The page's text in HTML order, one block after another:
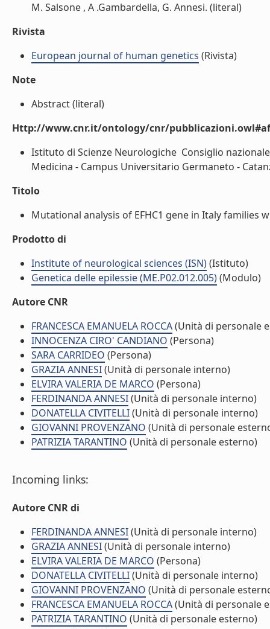
M. Salsone , A .Gambardella, G. Annesi. (literal)
Rivista
European journal of human genetics (Rivista)
Note
Abstract (literal)
Http://www.cnr.it/ontology/cnr/
Istituto di Scienze Neurologiche  Consiglio
Medicina - Campus Universitario Germaneto -
Titolo
Mutational analysis of EFHC1 gene in Italy families
Prodotto di
Institute of neurological sciences (ISN)(Istituto)
Genetica delle epilessie (ME.P02.012.005)(Modulo)
Autore CNR
FRANCESCA EMANUELA ROCCA(Unità di personale
INNOCENZA CIRO' CANDIANO (Persona)
SARA CARRIDEO (Persona)
GRAZIA ANNESI(Unità di personale interno)
ELVIRA VALERIA DE MARCO (Persona)
FERDINANDA ANNESI(Unità di personale interno)
DONATELLA CIVITELLI(Unità di personale interno)
GIOVANNI PROVENZANO (Unità di personale
PATRIZIA TARANTINO (Unità di personale esterno)
Incoming links:
Autore CNR di
FERDINANDA ANNESI(Unità di personale interno)
GRAZIA ANNESI(Unità di personale interno)
ELVIRA VALERIA DE MARCO (Persona)
DONATELLA CIVITELLI(Unità di personale interno)
GIOVANNI PROVENZANO (Unità di personale
FRANCESCA EMANUELA ROCCA(Unità di personale
PATRIZIA TARANTINO (Unità di personale esterno)